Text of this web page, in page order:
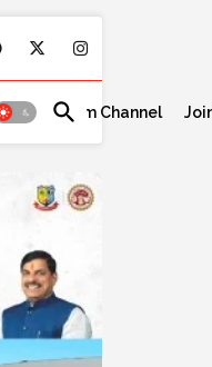
Telegram Channel